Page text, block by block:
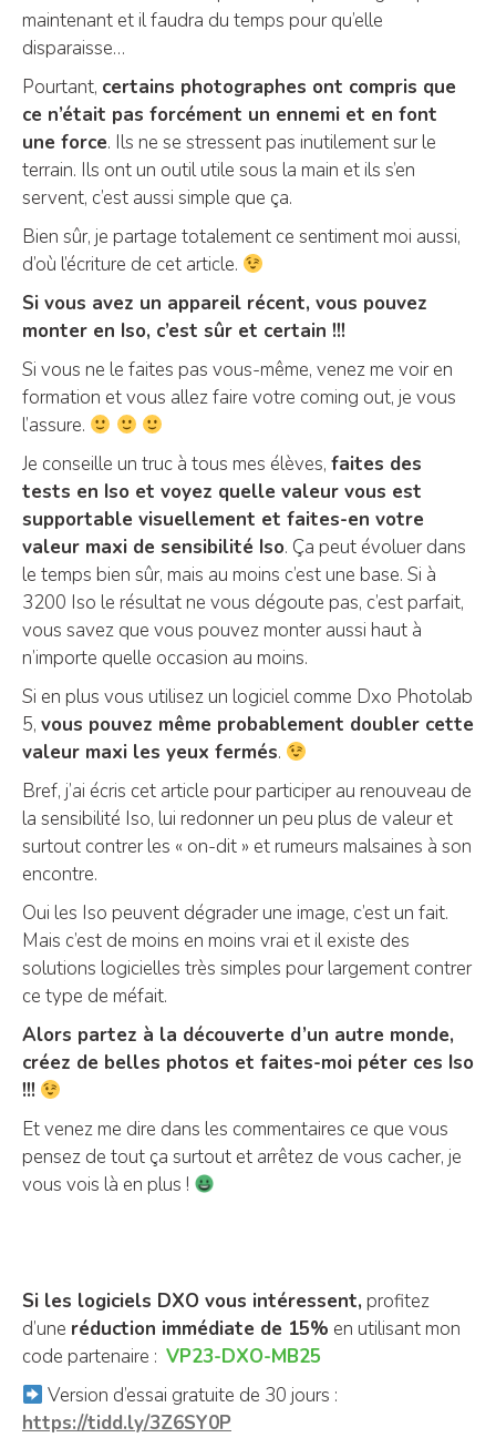
maintenant et il faudra du temps pour qu’elle
disparaisse…
Pourtant, certains photographes ont compris que
ce n’était pas forcément un ennemi et en font
une force. Ils ne se stressent pas inutilement sur le
terrain. Ils ont un outil utile sous la main et ils s’en
servent, c’est aussi simple que ça.
Bien sûr, je partage totalement ce sentiment moi aussi,
d’où l’écriture de cet article.
Si vous avez un appareil récent, vous pouvez
monter en Iso, c’est sûr et certain !!!
Si vous ne le faites pas vous-même, venez me voir en
formation et vous allez faire votre coming out, je vous
l’assure.
Je conseille un truc à tous mes élèves, faites des
tests en Iso et voyez quelle valeur vous est
supportable visuellement et faites-en votre
valeur maxi de sensibilité Iso. Ça peut évoluer dans
le temps bien sûr, mais au moins c’est une base. Si à
3200 Iso le résultat ne vous dégoute pas, c’est parfait,
vous savez que vous pouvez monter aussi haut à
n’importe quelle occasion au moins.
Si en plus vous utilisez un logiciel comme Dxo Photolab
5, vous pouvez même probablement doubler cette
valeur maxi les yeux fermés.
Bref, j’ai écris cet article pour participer au renouveau de
la sensibilité Iso, lui redonner un peu plus de valeur et
surtout contrer les « on-dit » et rumeurs malsaines à son
encontre.
Oui les Iso peuvent dégrader une image, c’est un fait.
Mais c’est de moins en moins vrai et il existe des
solutions logicielles très simples pour largement contrer
ce type de méfait.
Alors partez à la découverte d’un autre monde,
créez de belles photos et faites-moi péter ces Iso
!!!
Et venez me dire dans les commentaires ce que vous
pensez de tout ça surtout et arrêtez de vous cacher, je
vous vois là en plus !
Si les logiciels DXO vous intéressent, profitez
d’une réduction immédiate de 15% en utilisant mon
code partenaire : VP23-DXO-MB25
Version d’essai gratuite de 30 jours :
https://tidd.ly/3Z6SY0P